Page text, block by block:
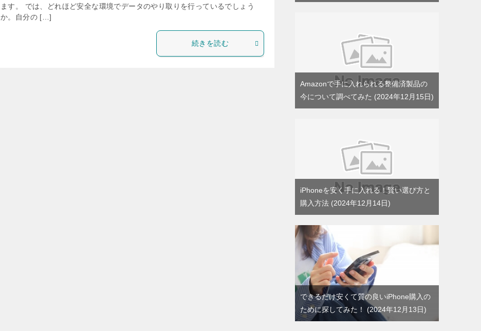
ます。 では、どれほど安全な環境でデータのやり取りを行っているでしょう
か。自分の […]
続きを読む
Amazonで手に入れられる整備済製品の
今について調べてみた
2024年12月15日
iPhoneを安く手に入れる！賢い選び方と
購入方法
2024年12月14日
できるだけ安くて質の良いiPhone購入の
ために探してみた！
2024年12月13日